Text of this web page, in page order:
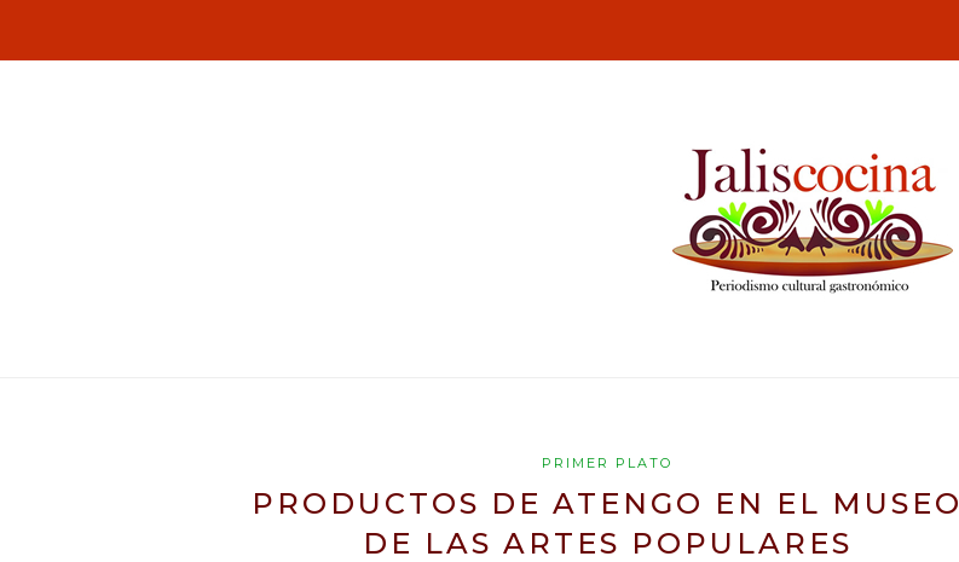
PRIMER PLATO
PRODUCTOS DE ATENGO EN EL MUSEO
DE LAS ARTES POPULARES